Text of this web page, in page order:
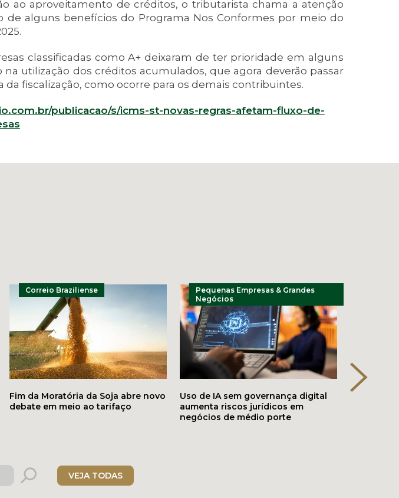
ao aproveitamento de créditos, o tributarista chama a atenção
de alguns benefícios do Programa Nos Conformes por meio do
classificadas como A+ deixaram de ter prioridade em alguns
na utilização dos créditos acumulados, que agora deverão passar
da fiscalização, como ocorre para os demais contribuintes.
publicacao/s/icms-st-novas-regras-afetam-fluxo-de-
Correio Braziliense
Fim da Moratória da Soja abre novo
debate em meio ao tarifaço
Pequenas Empresas & Grandes
Negócios
Uso de IA sem governança digital
aumenta riscos jurídicos em
negócios de médio porte
VEJA TODAS